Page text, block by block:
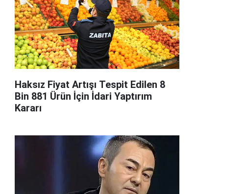
Haksız Fiyat Artışı Tespit Edilen 8
Bin 881 Ürün İçin İdari Yaptırım
Kararı